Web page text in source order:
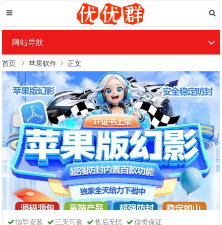
网站导航
首页 苹果软件 正文
指导安装 三天可换 售后无忧 信誉保证